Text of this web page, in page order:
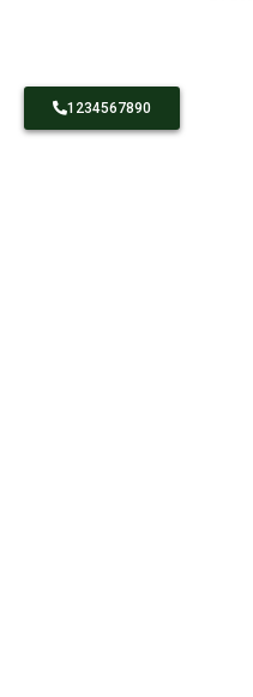
1234567890